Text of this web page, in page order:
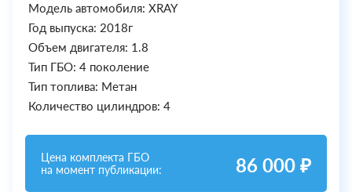
Модель автомобиля: XRAY
Год выпуска: 2018г
Объем двигателя: 1.8
Тип ГБО: 4 поколение
Тип топлива: Метан
Количество цилиндров: 4
Цена комплекта ГБО
на момент публикации:
86 000 ₽